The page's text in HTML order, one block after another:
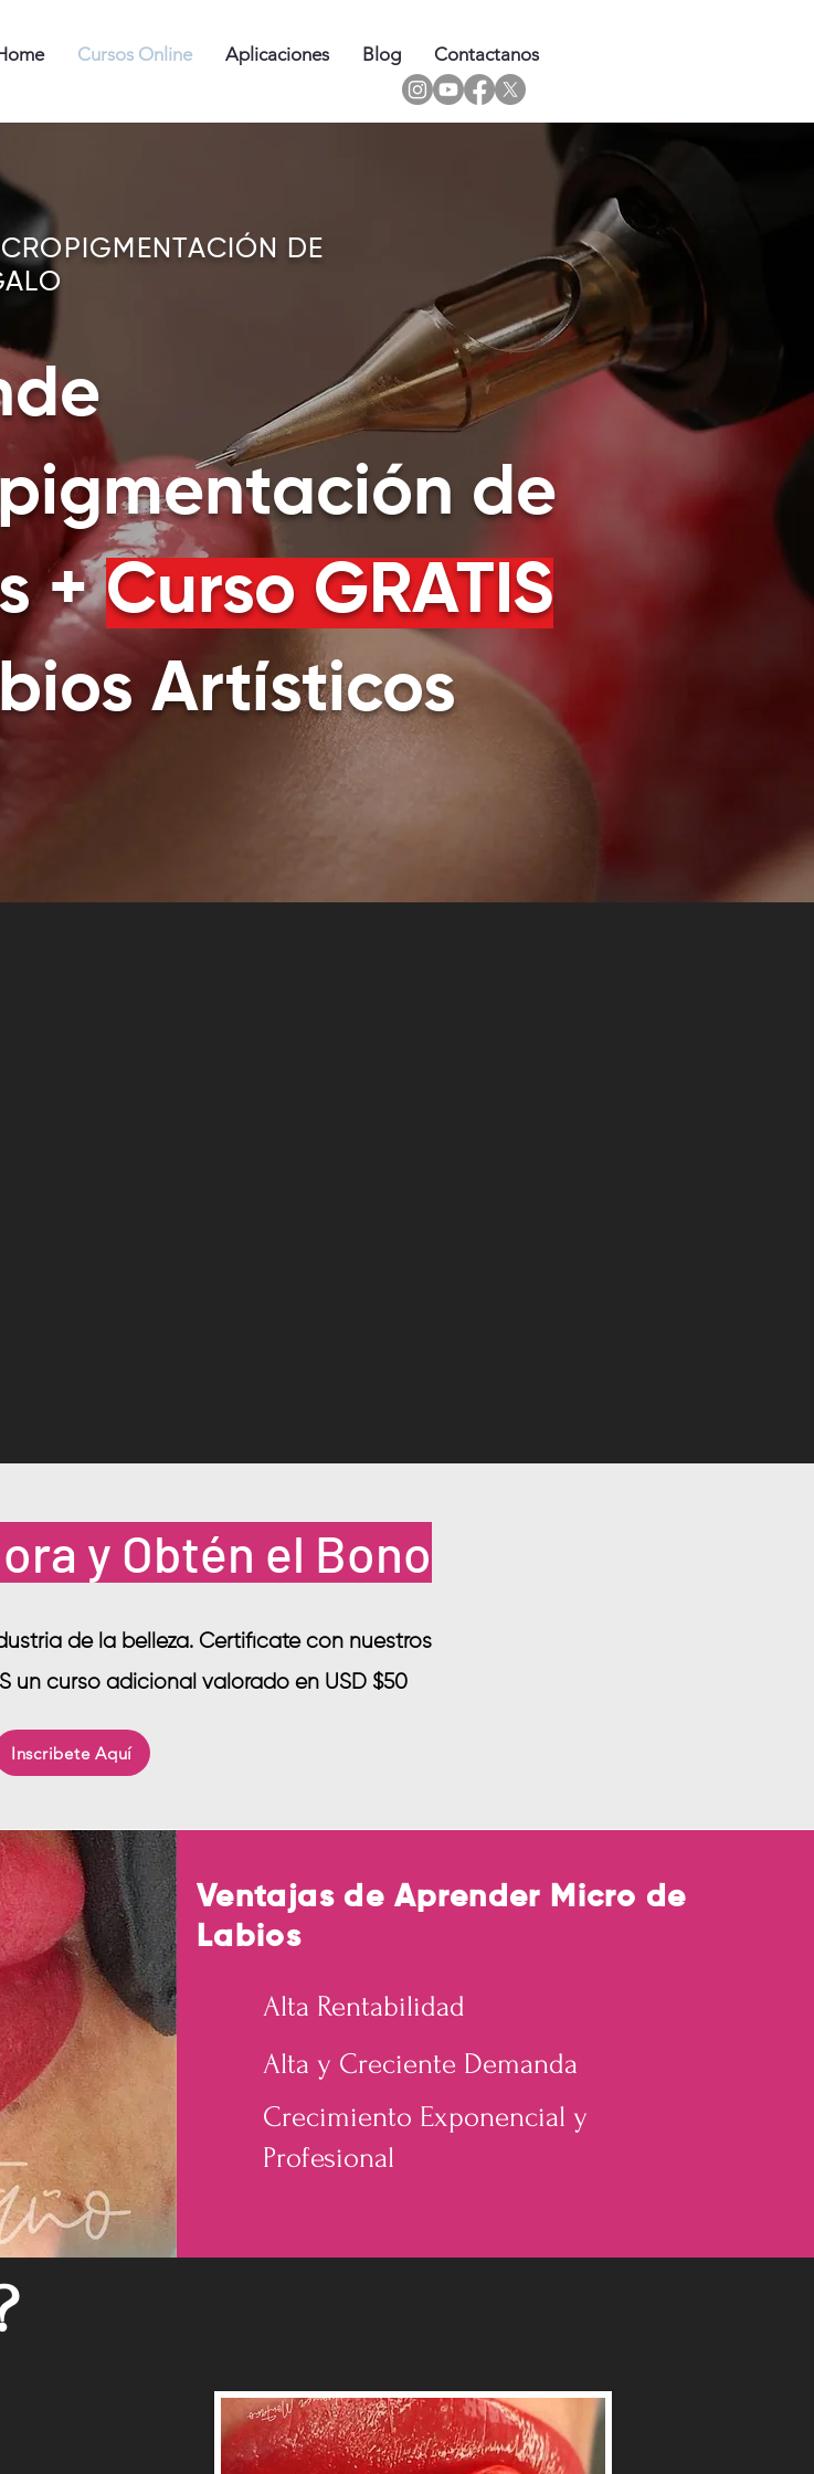
Cursos Online Aplicaciones Blog Contactanos
DE
de
+Curso GRATIS
Artísticos
y Obtén el Bono
de la belleza. Certifícate con nuestros
un curso adicional valorado en USD $50
Inscribete Aquí
Ventajas de Aprender Micro de
Labios
Alta Rentabilidad
Alta y Creciente Demanda
Crecimiento Exponencial y
Profesional